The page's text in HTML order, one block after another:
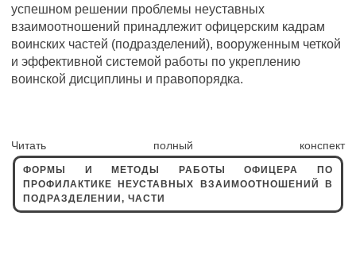
успешном решении проблемы неуставных
взаимоотношений принадлежит офицерским кадрам
воинских частей (подразделений), вооруженным четкой
и эффективной системой работы по укреплению
воинской дисциплины и правопорядка.
Читать полный конспект
ФОРМЫ И МЕТОДЫ РАБОТЫ ОФИЦЕРА ПО
ПРОФИЛАКТИКЕ НЕУСТАВНЫХ ВЗАИМООТНОШЕНИЙ В
ПОДРАЗДЕЛЕНИИ, ЧАСТИ